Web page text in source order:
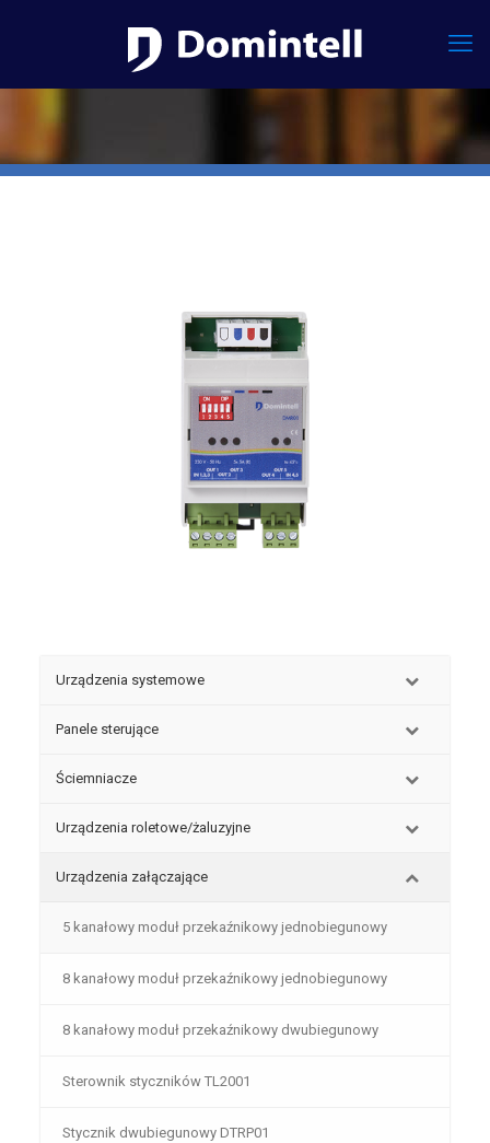
Urządzenia systemowe
Panele sterujące
Ściemniacze
Urządzenia roletowe/żaluzyjne
Urządzenia załączające
5 kanałowy moduł przekaźnikowy jednobiegunowy
8 kanałowy moduł przekaźnikowy jednobiegunowy
8 kanałowy moduł przekaźnikowy dwubiegunowy
Sterownik styczników TL2001
Stycznik dwubiegunowy DTRP01